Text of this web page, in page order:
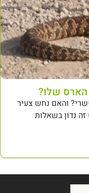
הארס שלו?
והאם נחש צעיר
נדון בשאלות